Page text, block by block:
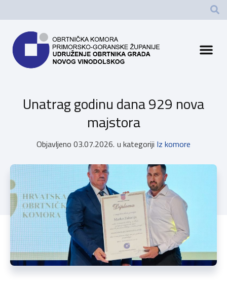
Unatrag godinu dana 929 nova
majstora
Objavljeno 03.07.2026. u kategoriji Iz komore